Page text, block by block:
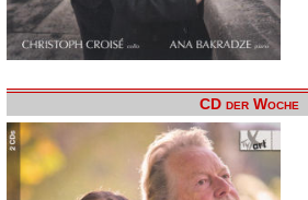
CD der Woche